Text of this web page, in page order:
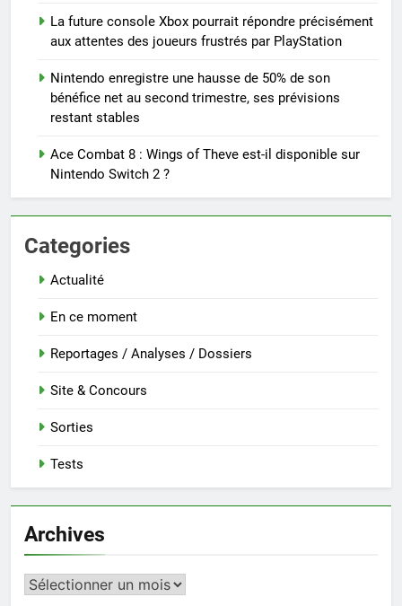
La future console Xbox pourrait répondre précisément
aux attentes des joueurs frustrés par PlayStation
Nintendo enregistre une hausse de 50% de son
bénéfice net au second trimestre, ses prévisions
restant stables
Ace Combat 8 : Wings of Theve est-il disponible sur
Nintendo Switch 2 ?
Categories
Actualité
En ce moment
Reportages / Analyses / Dossiers
Site & Concours
Sorties
Tests
Archives
Archives